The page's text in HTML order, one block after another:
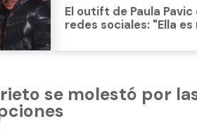
El outift de Paula
redes sociales: "Ella es
se molestó por